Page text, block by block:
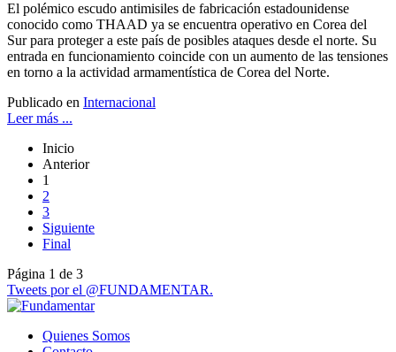
El polémico escudo antimisiles de fabricación estadounidense
conocido como THAAD ya se encuentra operativo en Corea del
Sur para proteger a este país de posibles ataques desde el norte. Su
entrada en funcionamiento coincide con un aumento de las tensiones
en torno a la actividad armamentística de Corea del Norte.
Publicado en Internacional
Leer más ...
Inicio
Anterior
1
2
3
Siguiente
Final
Página 1 de 3
Tweets por el @FUNDAMENTAR.
Quienes Somos